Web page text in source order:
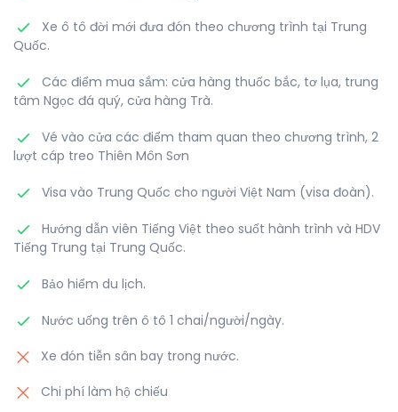
Xe ô tô đời mới đưa đón theo chương trình tại Trung
Quốc.
Các điểm mua sắm: cửa hàng thuốc bắc, tơ lụa, trung
tâm Ngọc đá quý, cửa hàng Trà.
Vé vào cửa các điểm tham quan theo chương trình, 2
lượt cáp treo Thiên Môn Sơn
Visa vào Trung Quốc cho người Việt Nam (visa đoàn).
Hướng dẫn viên Tiếng Việt theo suốt hành trình và HDV
Tiếng Trung tại Trung Quốc.
Bảo hiểm du lịch.
Nước uống trên ô tô 1 chai/người/ngày.
Xe đón tiễn sân bay trong nước.
Chi phí làm hộ chiếu